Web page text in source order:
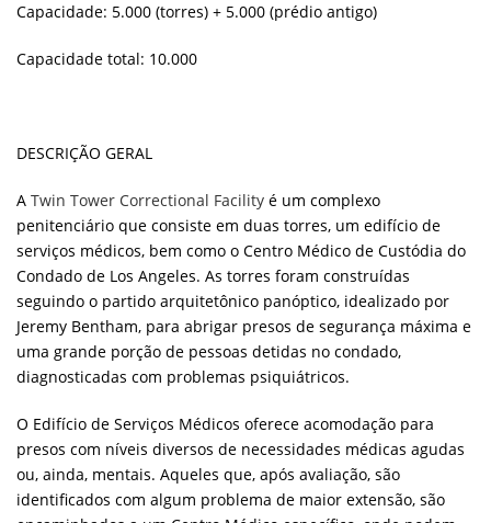
Capacidade: 5.000 (torres) + 5.000 (prédio antigo)
Capacidade total: 10.000
DESCRIÇÃO GERAL
A Twin Tower Correctional Facility é um complexo
penitenciário que consiste em duas torres, um edifício de
serviços médicos, bem como o Centro Médico de Custódia do
Condado de Los Angeles. As torres foram construídas
seguindo o partido arquitetônico panóptico, idealizado por
Jeremy Bentham, para abrigar presos de segurança máxima e
uma grande porção de pessoas detidas no condado,
diagnosticadas com problemas psiquiátricos.
O Edifício de Serviços Médicos oferece acomodação para
presos com níveis diversos de necessidades médicas agudas
ou, ainda, mentais. Aqueles que, após avaliação, são
identificados com algum problema de maior extensão, são